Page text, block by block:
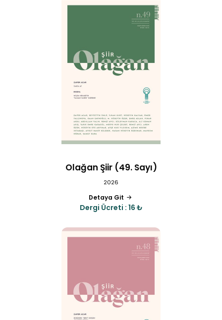
Olağan Şiir (49. Sayı)
2026
Detaya Git
Dergi Ücreti : 16 ₺